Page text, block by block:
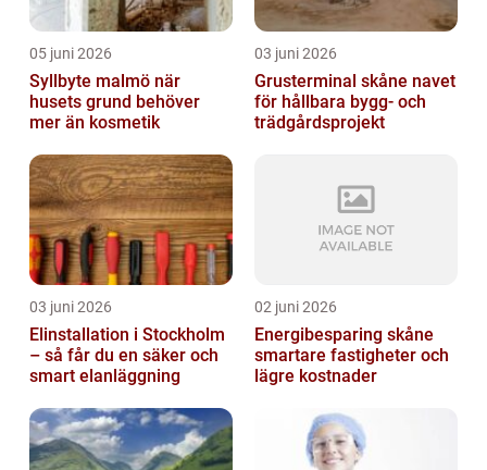
05 juni 2026
Syllbyte malmö när
husets grund behöver
mer än kosmetik
03 juni 2026
Grusterminal skåne navet
för hållbara bygg- och
trädgårdsprojekt
03 juni 2026
Elinstallation i Stockholm
– så får du en säker och
smart elanläggning
02 juni 2026
Energibesparing skåne
smartare fastigheter och
lägre kostnader